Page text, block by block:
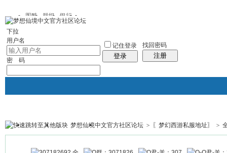
图酷 群组 银行
下拉
用户名
密 码
记住登录
登录
找回密码
注册
银行 群组聚合 我的空间
帖子
梦想仙境中文官方社区论坛 > 〖梦幻西游私服地址〗 >